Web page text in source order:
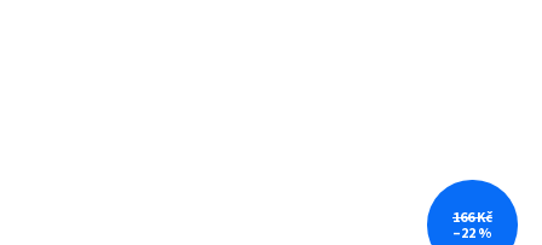
166 Kč
–22 %